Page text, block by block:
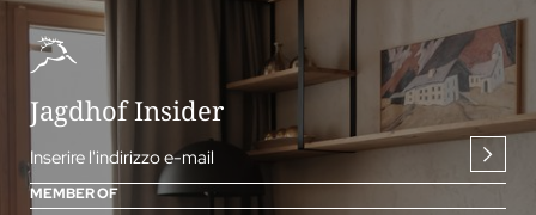
Jagdhof Insider
Inserire l'indirizzo e-mail
MEMBER OF